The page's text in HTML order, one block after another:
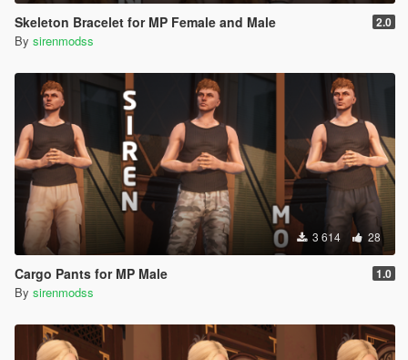
Skeleton Bracelet for MP Female and Male 2.0
By sirenmodss
3 614 28
Cargo Pants for MP Male 1.0
By sirenmodss